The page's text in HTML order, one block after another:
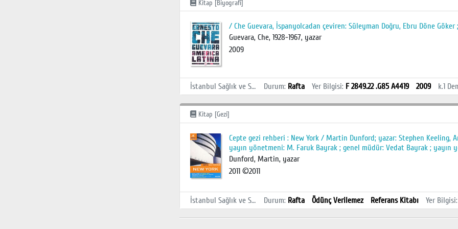
Kitap [Biyografi]
/ Che Guevara, İspanyolcadan çeviren: Süleyman Doğru, Ebru Döne
Guevara, Che, 1928-1967, yazar
2009
İstanbul Sağlık ve Sosyal Bilimler MYO Kütüphanesi Durum: Rafta Yer Bilgisi: F 2849.22 .G85 A4419 2009 k.1
Kitap [Gezi]
Cepte gezi rehberi : New York / Martin Dunford; yazar: Stephen Keeling,
yayın yönetmeni: M. Faruk Bayrak ; genel müdür: Vedat Bayrak ; yayın
Dunford, Martin, yazar
2011 ©2011
İstanbul Sağlık ve Sosyal Bilimler MYO Kütüphanesi Durum: Rafta Ödünç Verilemez Referans Kitabı Yer Bilgisi